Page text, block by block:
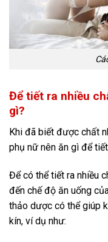
Để tiết ra nhiều
gì?
Khi đã biết được chất
phụ nữ nên ăn gì để
Để có thể tiết ra nhiều
đến chế độ ăn uống
thảo dược có thể giúp
kín, ví dụ như: